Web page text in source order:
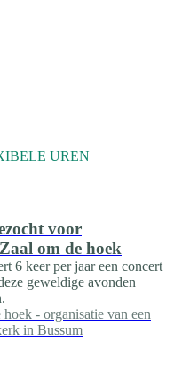
UREN
voor
om de hoek
6 keer per jaar een concert
geweldige avonden
- organisatie van een
in Bussum